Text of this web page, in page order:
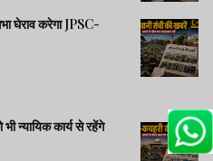
घेराव करेगा JPSC-
न्यायिक कार्य से रहेंगे